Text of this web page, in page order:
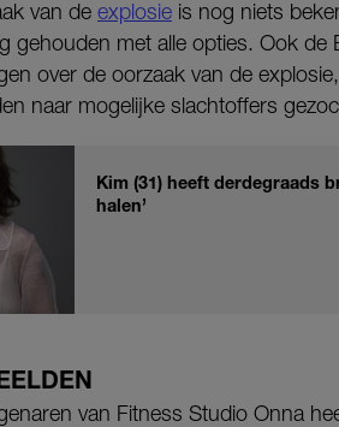
van de explosie is nog niets
gehouden met alle opties. Ook de
over de oorzaak van de
naar mogelijke slachtoffers
Kim (31) heeft derdegraads
halen’
van Fitness Studio Onna